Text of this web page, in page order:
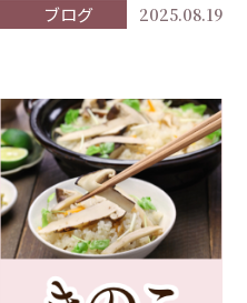
ブログ 2025.08.19